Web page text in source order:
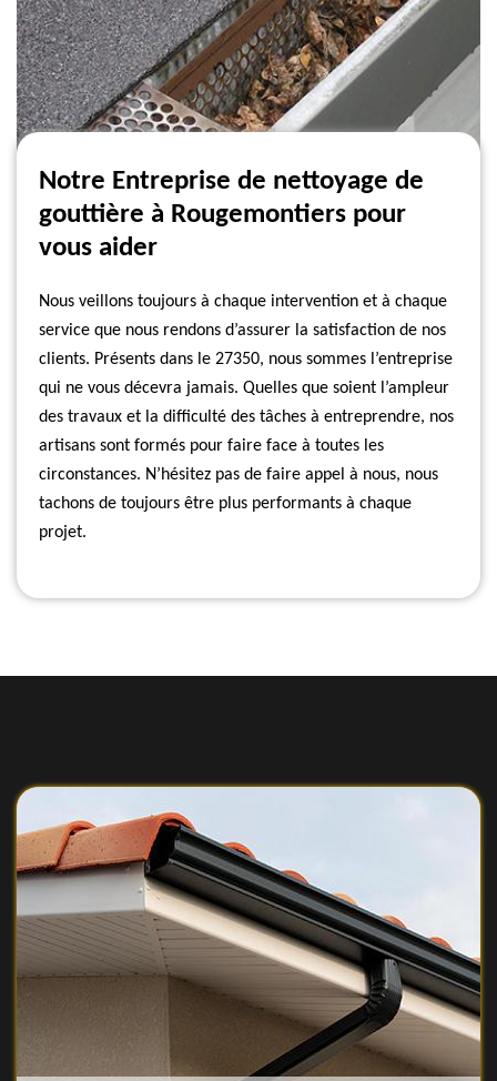
Notre Entreprise de nettoyage de
gouttière à Rougemontiers pour
vous aider
Nous veillons toujours à chaque intervention et à chaque
service que nous rendons d’assurer la satisfaction de nos
clients. Présents dans le 27350, nous sommes l’entreprise
qui ne vous décevra jamais. Quelles que soient l’ampleur
des travaux et la difficulté des tâches à entreprendre, nos
artisans sont formés pour faire face à toutes les
circonstances. N’hésitez pas de faire appel à nous, nous
tachons de toujours être plus performants à chaque
projet.